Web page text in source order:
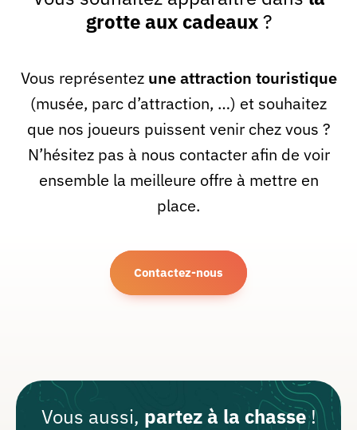
grotte aux cadeaux?
Vous représentez une attraction touristique
(musée, parc d’attraction, …) et souhaitez
que nos joueurs puissent venir chez vous ?
N’hésitez pas à nous contacter afin de voir
ensemble la meilleure offre à mettre en
place.
Contactez-nous
Vous aussi, partez à la chasse!